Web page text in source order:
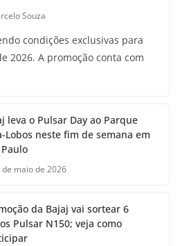
Souza
condições exclusivas para
2026. A promoção conta com
leva o Pulsar Day ao Parque
Lobos neste fim de semana em
de maio de 2026
da Bajaj vai sortear 6
Pulsar N150; veja como